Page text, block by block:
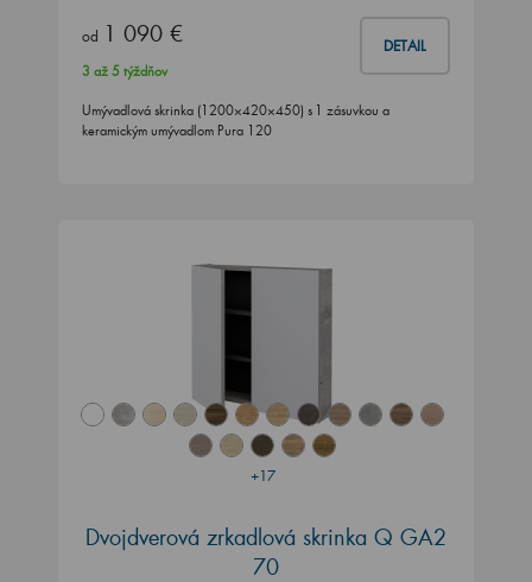
od 1 090 € DETAIL
3 až 5 týždňov
Umývadlová skrinka (1200×420×450) s 1 zásuvkou a
keramickým umývadlom Pura 120
+17
Dvojdverová zrkadlová skrinka Q GA2
70